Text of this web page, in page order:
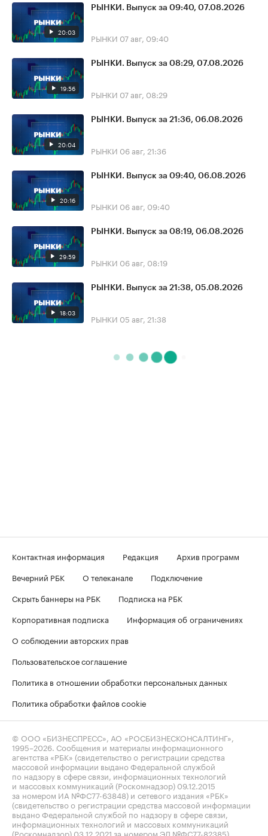
20:03
РЫНКИ. Выпуск за 09:40, 07.08.2026
РЫНКИ 07 авг, 09:40
19:56
РЫНКИ. Выпуск за 08:29, 07.08.2026
РЫНКИ 07 авг, 08:29
20:04
РЫНКИ. Выпуск за 21:36, 06.08.2026
РЫНКИ 06 авг, 21:36
20:16
РЫНКИ. Выпуск за 09:40, 06.08.2026
РЫНКИ 06 авг, 09:40
29:59
РЫНКИ. Выпуск за 08:19, 06.08.2026
РЫНКИ 06 авг, 08:19
18:03
РЫНКИ. Выпуск за 21:38, 05.08.2026
РЫНКИ 05 авг, 21:38
Контактная информация Редакция
Архив программ
Вечерний РБК
О телеканале
Подключение
Скрыть баннеры на РБК
Подписка на РБК
Корпоративная подписка
Информация об ограничениях
О соблюдении авторских прав
Пользовательское соглашение
Политика в отношении обработки персональных данных
Политика обработки файлов cookie
© ООО «БИЗНЕСПРЕСС», АО «РОСБИЗНЕСКОНСАЛТИНГ»,
1995–2026 . Сообщения и материалы информационного
агентства «РБК» (свидетельство о регистрации средства
массовой информации выдано Федеральной службой
по надзору в сфере связи, информационных технологий
и массовых коммуникаций (Роскомнадзор) 09.12.2015
за номером ИА №ФС77-63848) и сетевого издания «РБК»
(свидетельство о регистрации средства массовой информации
выдано Федеральной службой по надзору в сфере связи,
информационных технологий и массовых коммуникаций
(Роскомнадзор) 03.12.2021 за номером ЭЛ №ФС77-82385)